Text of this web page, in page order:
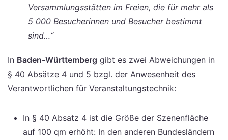
Versammlungsstätten im Freien, die für mehr als
5 000 Besucherinnen und Besucher bestimmt
sind…“
In Baden-Württemberg gibt es zwei Abweichungen in
§ 40 Absätze 4 und 5 bzgl. der Anwesenheit des
Verantwortlichen für Veranstaltungstechnik:
In § 40 Absatz 4 ist die Größe der Szenenfläche
auf 100 qm erhöht: In den anderen Bundesländern